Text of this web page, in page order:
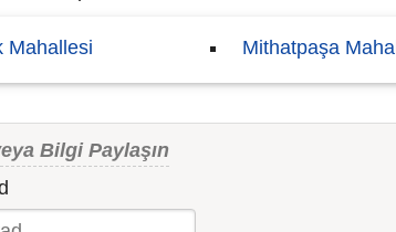
Mahallesi Mithatpaşa
Bilgi Paylaşın